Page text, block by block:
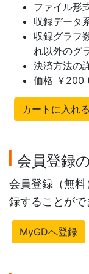
ファイル形
収録データ
収録グラフ
れ以外のグ
決済方法の
価格 ￥200
カートに入れる
会員登録
会員登録（無
録することがで
MyGDへ登録